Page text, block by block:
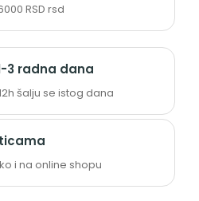
RSD rsd
3 radna dana
šalju se istog dana
i na online shopu